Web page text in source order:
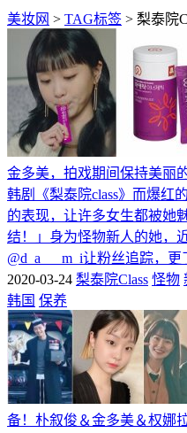
美妆网 > TAG标签 > 梨泰院
金多美，拍戏期间保持美丽
韩剧《梨泰院class》而爆红
的表现，让许多女生都被她
结！」身为怪物新人的她，
@d_a___m_i让粉丝追踪，
2020-03-24 梨泰院Class 怪物
韩国 保养
备！朴叙俊＆金多美＆权娜